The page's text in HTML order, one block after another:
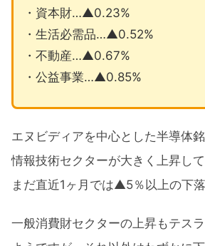
・資本財…▲0.23%
・生活必需品…▲0.52%
・不動産…▲0.67%
・公益事業…▲0.85%
エヌビディアを中心とした半導体
情報技術セクターが大きく上昇し
まだ直近1ヶ月では▲5％以上の下落
一般消費財セクターの上昇もテス